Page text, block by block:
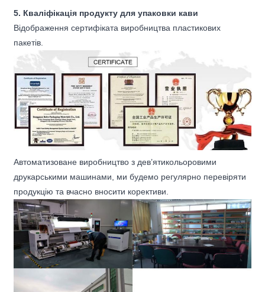
5. Кваліфікація продукту для упаковки кави
Відображення сертифіката виробництва пластикових
пакетів.
Автоматизоване виробництво з дев’ятикольоровими
друкарськими машинами, ми будемо регулярно перевіряти
продукцію та вчасно вносити корективи.